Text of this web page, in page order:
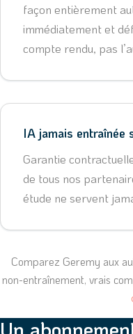
façon entièrement
immédiatement et
compte rendu, pas
IA jamais entraînée
Garantie
de tous nos
étude ne servent
Comparez Geremy aux
non-entraînement, vrais